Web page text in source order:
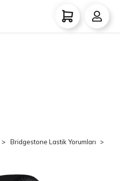
Bridgestone Lastik Yorumları